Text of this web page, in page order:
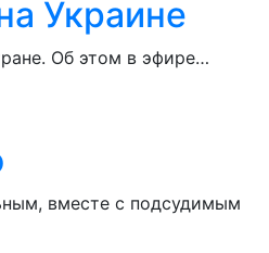
Украине
Об этом в эфире…
вместе с подсудимым